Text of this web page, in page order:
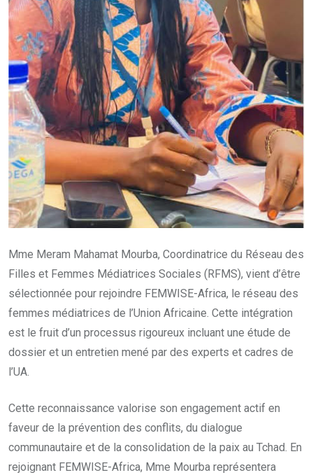
Mme Meram Mahamat Mourba, Coordinatrice du Réseau des
Filles et Femmes Médiatrices Sociales (RFMS), vient d’être
sélectionnée pour rejoindre FEMWISE-Africa, le réseau des
femmes médiatrices de l’Union Africaine. Cette intégration
est le fruit d’un processus rigoureux incluant une étude de
dossier et un entretien mené par des experts et cadres de
l’UA.
Cette reconnaissance valorise son engagement actif en
faveur de la prévention des conflits, du dialogue
communautaire et de la consolidation de la paix au Tchad. En
rejoignant FEMWISE-Africa, Mme Mourba représentera